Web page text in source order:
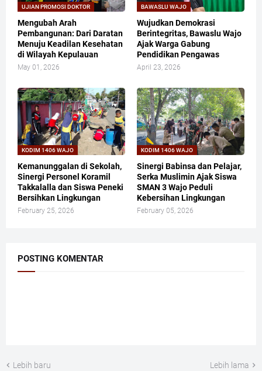
UJIAN PROMOSI DOKTOR
Mengubah Arah
Pembangunan: Dari Daratan
Menuju Keadilan Kesehatan
di Wilayah Kepulauan
May 01, 2026
BAWASLU WAJO
Wujudkan Demokrasi
Berintegritas, Bawaslu Wajo
Ajak Warga Gabung
Pendidikan Pengawas
April 23, 2026
KODIM 1406 WAJO
​Kemanunggalan di Sekolah,
Sinergi Personel Koramil
Takkalalla dan Siswa Peneki
Bersihkan Lingkungan
February 25, 2026
KODIM 1406 WAJO
​Sinergi Babinsa dan Pelajar,
Serka Muslimin Ajak Siswa
SMAN 3 Wajo Peduli
Kebersihan Lingkungan
February 05, 2026
POSTING KOMENTAR
Lebih baru Lebih lama